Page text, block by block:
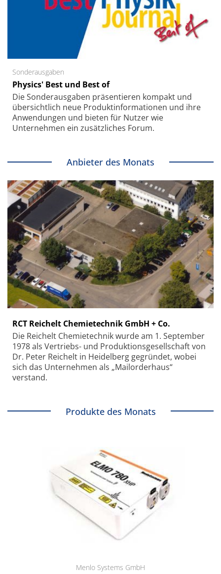
Sonderausgaben
Physics' Best und Best of
Die Sonder­ausgaben präsentieren kompakt und
übersichtlich neue Produkt­informationen und ihre
Anwendungen und bieten für Nutzer wie
Unternehmen ein zusätzliches Forum.
Anbieter des Monats
RCT Reichelt Chemietechnik GmbH + Co.
Die Reichelt Chemietechnik wurde am 1. September
1978 als Vertriebs- und Produktionsgesellschaft von
Dr. Peter Reichelt in Heidelberg gegründet, wobei
sich das Unternehmen als „Mailorderhaus“
verstand.
Produkte des Monats
Menlo Systems GmbH